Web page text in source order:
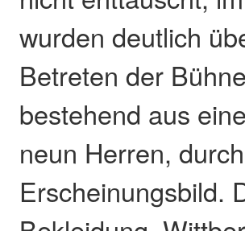
wurden deutlich
Betreten der
bestehend aus
neun Herren,
Erscheinungsbild.